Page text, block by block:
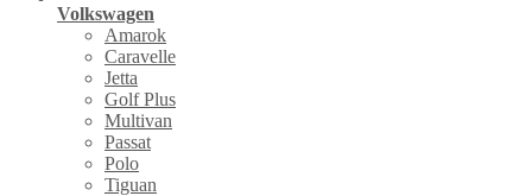
Volkswagen
Amarok
Caravelle
Jetta
Golf Plus
Multivan
Passat
Polo
Tiguan